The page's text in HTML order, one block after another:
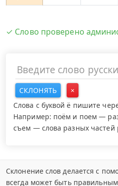
✓ Слово проверено
СКЛОНЯТЬ
×
Слова с буквой ё пишите
Например: поём и поем —
съем — слова разных частей
Склонение слов делается с
всегда может быть